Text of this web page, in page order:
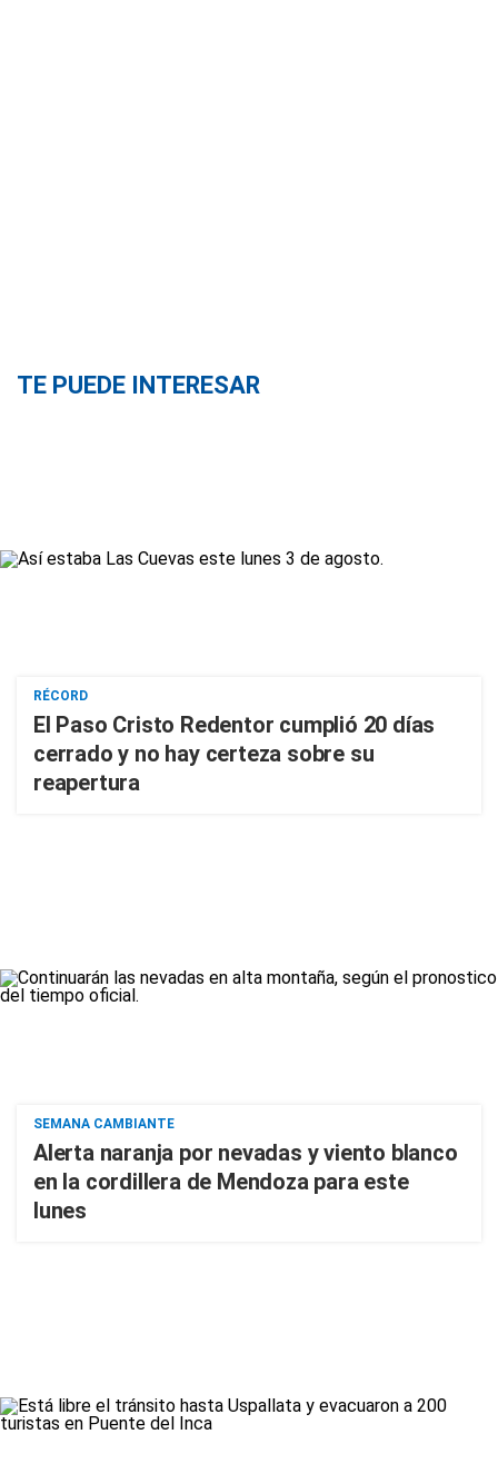
TE PUEDE INTERESAR
RÉCORD
El Paso Cristo Redentor cumplió 20 días
cerrado y no hay certeza sobre su
reapertura
SEMANA CAMBIANTE
Alerta naranja por nevadas y viento blanco
en la cordillera de Mendoza para este
lunes